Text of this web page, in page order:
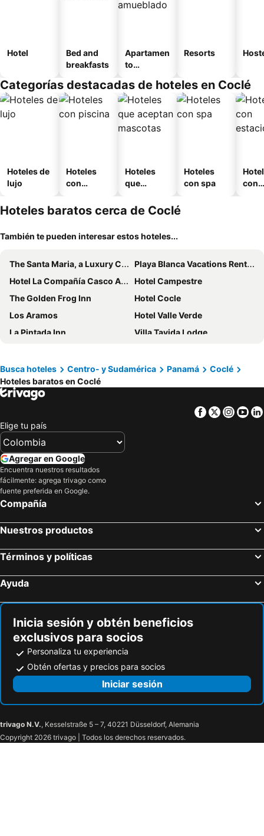
Hotel
Bed and
breakfasts
Apartamen
to
o
Resorts
Categorías destacadas de hoteles en Coclé
Hoteles de
lujo
Hoteles
con
Hoteles
que
mascotas
Hoteles
con spa
con
Hoteles baratos cerca de Coclé
También te pueden interesar estos hoteles...
The Santa Maria, a Luxury Collection Hotel & Golf Resort, Panama City
Playa Blanca Vacations Rentals
Hotel La Compañía Casco Antiguo
Hotel Campestre
The Golden Frog Inn
Hotel Cocle
Los Aramos
Hotel Valle Verde
La Pintada Inn
Villa Tavida Lodge
Residencial El Valle
Mi Casa Asi De Grande
DIMASHQ
Paseo Suites El Valle, Luxury Apartments
Caracoral Hotel Boutique
Nomada Republic Hotel El valle
Founders Piso 10
Hotel Wyndham Grand Playa Blanca
Hotel Rincon Vallero
Crater Valley
Plaza Numero 1
Taca Tucan
Dos Continentes
RESIDENCIAL AGUADULCE
Busca hoteles Centro- y Sudamérica Panamá
Coclé
Hoteles baratos en Coclé
Facebook
Twitter
Elige tu país
Agregar en Google
Encuentra nuestros resultados
fácilmente: agrega trivago como
fuente preferida en Google.
Compañía
Nuestros productos
Términos y políticas
Ayuda
Inicia sesión y obtén beneficios
exclusivos para socios
Personaliza tu experiencia
Obtén ofertas y precios para socios
Iniciar sesión
trivago N.V., Kesselstraße 5 – 7, 40221 Düsseldorf, Alemania
Copyright 2026 trivago | Todos los derechos reservados.